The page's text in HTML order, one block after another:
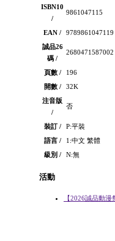
ISBN10
/
9861047115
EAN /
9789861047119
誠品26
碼 /
2680471587002
頁數 /
196
開數 /
32K
注音版
/
否
裝訂 /
P:平裝
語言 /
1:中文 繁體
級別 /
N:無
活動
【2026誠品動